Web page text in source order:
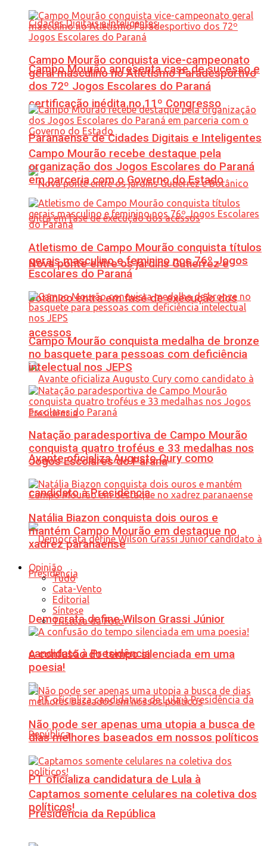
Campo Mourão apresenta case de sucesso e
certificação inédita no 11º Congresso
Paranaense de Cidades Digitais e Inteligentes
Nova ponte entre os jardins Gutierrez e
Botânico entra em fase de execução dos
acessos
Avante oficializa Augusto Cury como
candidato à Presidência
Democrata define Wilson Grassi Júnior
candidato à Presidência
PT oficializa candidatura de Lula à
Presidência da República
Campo Mourão conquista vice-campeonato
geral masculino no Atletismo Paradesportivo
dos 72º Jogos Escolares do Paraná
Campo Mourão recebe destaque pela
organização dos Jogos Escolares do Paraná
em parceria com o Governo do Estado
Atletismo de Campo Mourão conquista títulos
gerais masculino e feminino nos 76º Jogos
Escolares do Paraná
Campo Mourão conquista medalha de bronze
no basquete para pessoas com deficiência
intelectual nos JEPS
Natação paradesportiva de Campo Mourão
conquista quatro troféus e 33 medalhas nos
Jogos Escolares do Paraná
Natália Biazon conquista dois ouros e
mantém Campo Mourão em destaque no
xadrez paranaense
Opinião
Tudo
Cata-Vento
Editorial
Síntese
Tristeza da Foto
A confusão do tempo silenciada em uma
poesia!
Não pode ser apenas uma utopia a busca de
dias melhores baseados em nossos políticos
Captamos somente celulares na coletiva dos
políticos!